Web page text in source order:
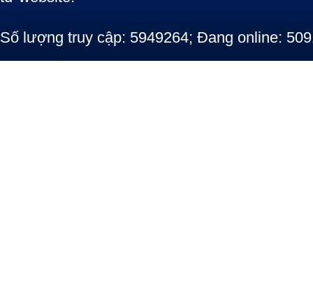
Số lượng truy cập: 5949264; Đang online: